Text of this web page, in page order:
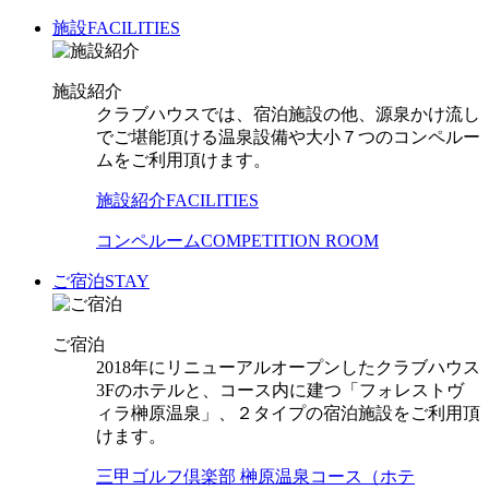
施設FACILITIES
施設紹介
クラブハウスでは、宿泊施設の他、源泉かけ流し
でご堪能頂ける温泉設備や大小７つのコンペルー
ムをご利用頂けます。
施設紹介FACILITIES
コンペルームCOMPETITION ROOM
ご宿泊STAY
ご宿泊
2018年にリニューアルオープンしたクラブハウス
3Fのホテルと、コース内に建つ「フォレストヴ
ィラ榊原温泉」、２タイプの宿泊施設をご利用頂
けます。
三甲ゴルフ倶楽部 榊原温泉コース（ホテ